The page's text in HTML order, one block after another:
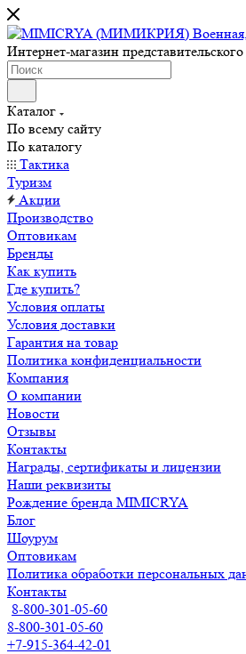
Интернет-магазин представительского
Каталог
По всему сайту
По каталогу
Тактика
Туризм
Акции
Производство
Оптовикам
Бренды
Как купить
Где купить?
Условия оплаты
Условия доставки
Гарантия на товар
Политика конфиденциальности
Компания
О компании
Новости
Отзывы
Контакты
Награды, сертификаты и лицензии
Наши реквизиты
Рождение бренда MIMICRYA
Блог
Шоурум
Оптовикам
Политика обработки персональных
Контакты
8-800-301-05-60
8-800-301-05-60
+7-915-364-42-01